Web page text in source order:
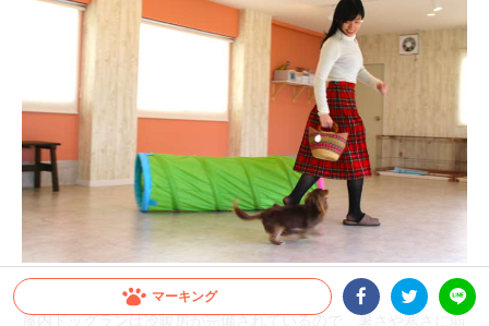
屋内ドッグランは冷暖房が完備されているので、暑さや寒さに弱
マーキング